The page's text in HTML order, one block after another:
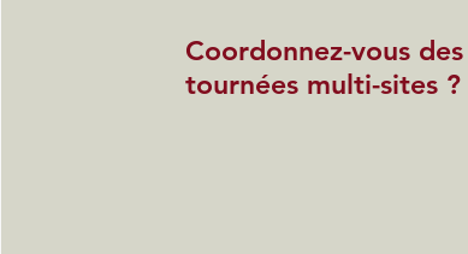
Coordonnez-vous des
tournées multi-sites ?